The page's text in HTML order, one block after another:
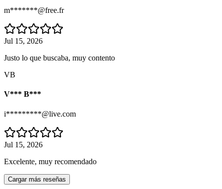
m*******@free.fr
Jul 15, 2026
Justo lo que buscaba, muy contento
VB
V*** B***
i*********@live.com
Jul 15, 2026
Excelente, muy recomendado
Cargar más reseñas